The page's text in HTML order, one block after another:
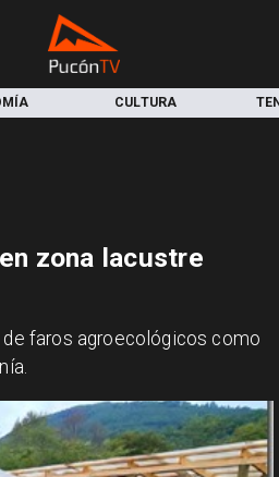
CULTURA
zona lacustre
faros agroecológicos como